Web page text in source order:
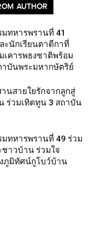
AUTHOR
ทหารพรานที่ 41
ะนักเรียนตาดีกาที่
เคารพธงชาติพร้อม
บันพระมหากษัตริย์
นสายใยรักจากลูกสู่
ร่วมเทิดทูน 3 สถาบัน
ทหารพรานที่ 49 ร่วม
าวบ้าน ร่วมใจ
ภูมิทัศน์กูโบว์บ้าน